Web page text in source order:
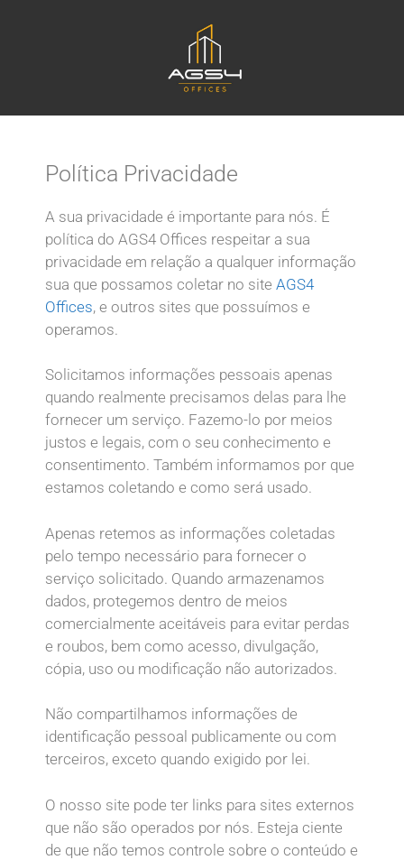
Política Privacidade
A sua privacidade é importante para nós. É
política do AGS4 Offices respeitar a sua
privacidade em relação a qualquer informação
sua que possamos coletar no site AGS4
Offices, e outros sites que possuímos e
operamos.
Solicitamos informações pessoais apenas
quando realmente precisamos delas para lhe
fornecer um serviço. Fazemo-lo por meios
justos e legais, com o seu conhecimento e
consentimento. Também informamos por que
estamos coletando e como será usado.
Apenas retemos as informações coletadas
pelo tempo necessário para fornecer o
serviço solicitado. Quando armazenamos
dados, protegemos dentro de meios
comercialmente aceitáveis para evitar perdas
e roubos, bem como acesso, divulgação,
cópia, uso ou modificação não autorizados.
Não compartilhamos informações de
identificação pessoal publicamente ou com
terceiros, exceto quando exigido por lei.
O nosso site pode ter links para sites externos
que não são operados por nós. Esteja ciente
de que não temos controle sobre o conteúdo e